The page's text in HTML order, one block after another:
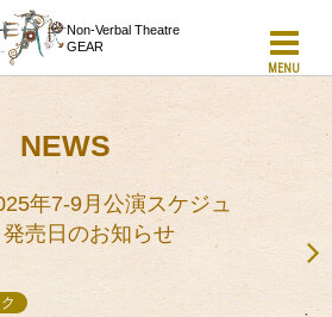
Non-Verbal Theatre
GEAR
MENU
NEWS
年7-9月公演スケジュ
売日のお知らせ